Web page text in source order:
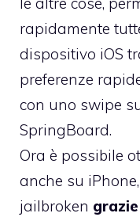
rapidamente
dispositivo iOS
preferenze
con uno swipe
SpringBoard.
Ora è possibile
anche su
jailbroken